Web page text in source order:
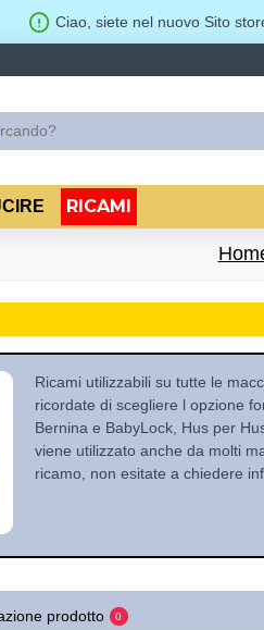
Ciao, siete nel nuovo Sito
RICAMI
Ricami utilizzabili su tutte le
ricordate di scegliere l opzione
Bernina e BabyLock, Hus per
viene utilizzato anche da molti
ricamo, non esitate a chiedere
prodotto 0